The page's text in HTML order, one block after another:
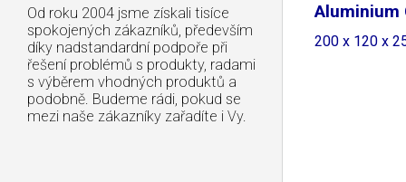
Od roku 2004 jsme získali tisíce
spokojených zákazníků, především
díky nadstandardní podpoře při
řešení problémů s produkty, radami
s výběrem vhodných produktů a
podobně. Budeme rádi, pokud se
mezi naše zákazníky zařadíte i Vy.
Aluminium
200 x 120 x